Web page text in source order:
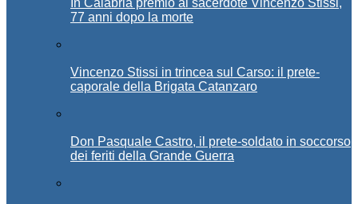
In Calabria premio al sacerdote Vincenzo Stissi,
77 anni dopo la morte
Vincenzo Stissi in trincea sul Carso: il prete-
caporale della Brigata Catanzaro
Don Pasquale Castro, il prete-soldato in soccorso
dei feriti della Grande Guerra